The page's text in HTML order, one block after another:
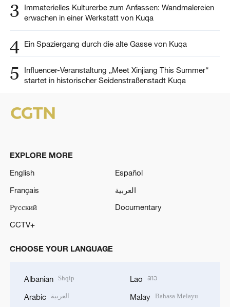
3
Immaterielles Kulturerbe zum Anfassen: Wandmalereien
erwachen in einer Werkstatt von Kuqa
4 Ein Spaziergang durch die alte Gasse von Kuqa
5
Influencer-Veranstaltung „Meet Xinjiang This Summer“
startet in historischer Seidenstraßenstadt Kuqa
EXPLORE MORE
English
Español
Français
العربية
Русский
Documentary
CCTV+
CHOOSE YOUR LANGUAGE
Albanian Shqip
Arabic العربية
Lao ລາວ
Malay Bahasa Melayu